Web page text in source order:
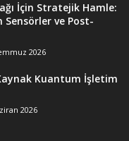
İçin Stratejik Hamle:
ve Post-
2026
Kuantum İşletim
2026